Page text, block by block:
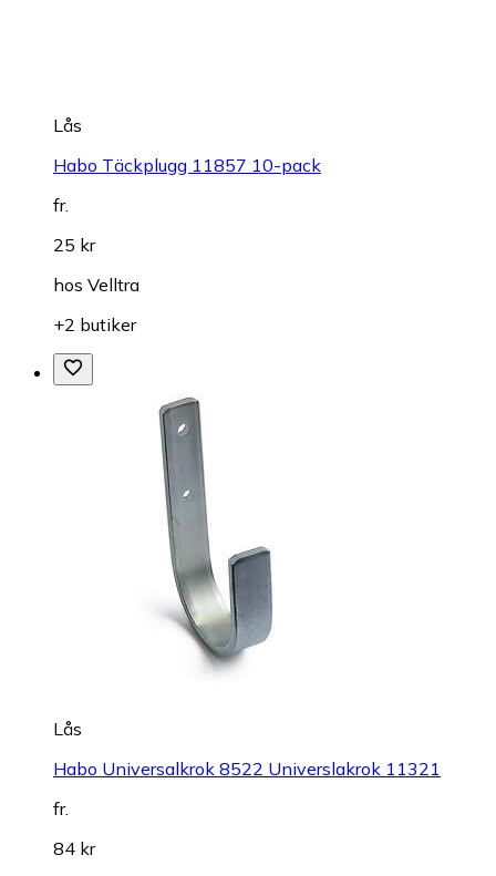
Lås
Habo Täckplugg 11857 10-pack
fr.
25 kr
hos Velltra
+2 butiker
Lås
Habo Universalkrok 8522 Universlakrok 11321
fr.
84 kr